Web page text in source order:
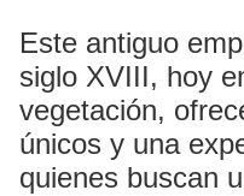
Este antiguo
siglo XVIII, hoy
vegetación,
únicos y una
quienes buscan